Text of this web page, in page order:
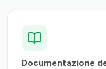
Documentazione